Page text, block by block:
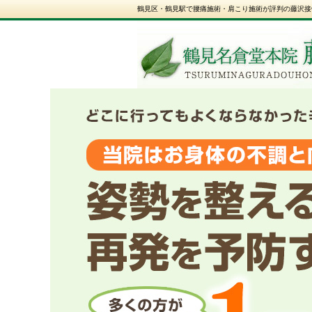
鶴見区・鶴見駅で腰痛施術・肩こり施術が評判の藤沢